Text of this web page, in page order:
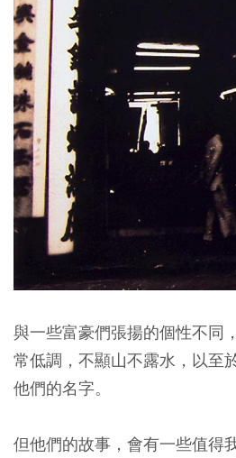
與一些富豪們張揚的個性不同
常低調，不顯山不露水，以至
他們的名字。
但他們的故事，會有一些值得